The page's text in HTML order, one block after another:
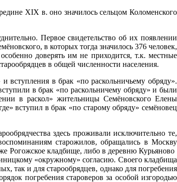
XIX в. оно значилось сельцом Коломенского
Первое свидетельство об их появлении
в которых тогда значилось 376 человек,
доверять им не приходится, т.к. местные
в общей численности населения.
вступления в брак «пораскольничьему обряду».
в брак «по раскольничему обряду» и были
в раскол» жительницы Семёновского Елены
вступил в брак «по старому обряду» семёновец
здесь проживали исключительно те,
старожилов, обращались в Москву
Рогожское кладбище, либо в деревню Курьяново
«окружному» согласию. Своего кладбища
так и для старообрядцев, однако для погребения
погребения староверов за особой изгородью